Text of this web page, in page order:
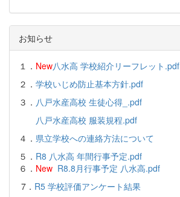
お知らせ
１． New八水高 学校紹介リーフレット.pdf
２． 学校いじめ防止基本方針.pdf
３． 八戸水産高校 生徒心得_.pdf
八戸水産高校 服装規程.pdf
４． 県立学校への連絡方法について
５． R8 八水高 年間行事予定.pdf
６． New R8.8月行事予定 八水高.pdf
7． R5 学校評価アンケート結果